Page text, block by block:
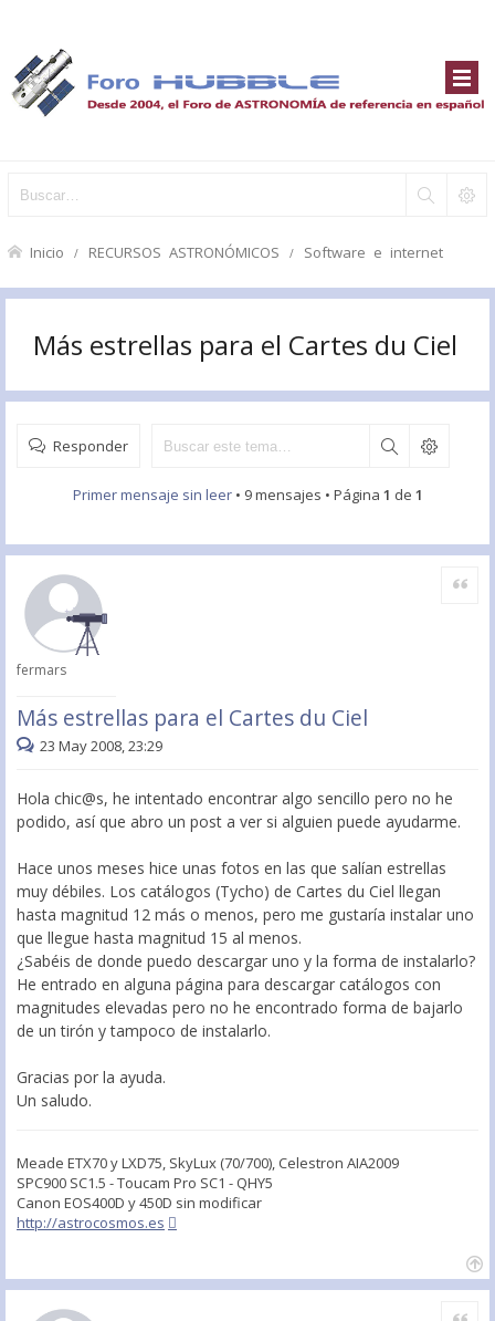
Inicio RECURSOS ASTRONÓMICOS Software e internet
Más estrellas para el Cartes du Ciel
Responder
Primer mensaje sin leer• 9 mensajes • Página 1 de 1
fermars
Más estrellas para el Cartes du Ciel
Citar
23 May 2008, 23:29
Hola chic@s, he intentado encontrar algo sencillo pero no he
podido, así que abro un post a ver si alguien puede ayudarme.
Hace unos meses hice unas fotos en las que salían estrellas
muy débiles. Los catálogos (Tycho) de Cartes du Ciel llegan
hasta magnitud 12 más o menos, pero me gustaría instalar uno
que llegue hasta magnitud 15 al menos.
¿Sabéis de donde puedo descargar uno y la forma de instalarlo?
He entrado en alguna página para descargar catálogos con
magnitudes elevadas pero no he encontrado forma de bajarlo
de un tirón y tampoco de instalarlo.
Gracias por la ayuda.
Un saludo.
Meade ETX70 y LXD75, SkyLux (70/700), Celestron AIA2009
SPC900 SC1.5 - Toucam Pro SC1 - QHY5
Canon EOS400D y 450D sin modificar
http://astrocosmos.es
Citar